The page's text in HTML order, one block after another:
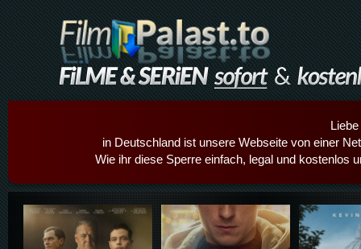
in Deutschland ist unsere Webseite von einer
Wie ihr diese Sperre einfach, legal und kostenlos
Details,Play Details,Play